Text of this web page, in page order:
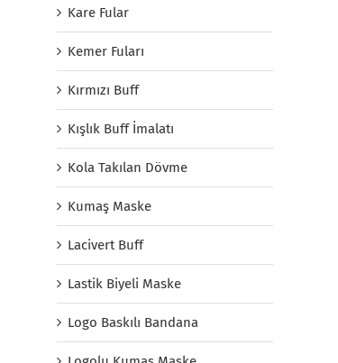
Kare Fular
Kemer Fuları
Kırmızı Buff
Kışlık Buff İmalatı
Kola Takılan Dövme
Kumaş Maske
Lacivert Buff
Lastik Biyeli Maske
Logo Baskılı Bandana